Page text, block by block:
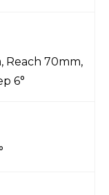
Reach 70mm,
6°